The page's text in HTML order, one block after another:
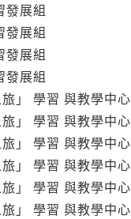
發展組
發展組
發展組
發展組
」 學習 與教學中心
」 學習 與教學中心
」 學習 與教學中心
」 學習 與教學中心
」 學習 與教學中心
」 學習 與教學中心